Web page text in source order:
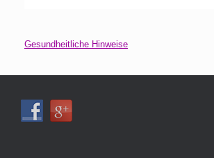
Gesundheitliche Hinweise